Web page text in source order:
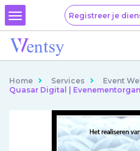
Registreer je
Home Services
Event
Quasar Digital |